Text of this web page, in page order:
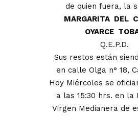
de quien fuera, la
MARGARITA DEL
OYARCE
Q.E.P.D.
Sus restos están
en calle Olga n° 18,
Hoy Miércoles se
a las 15:30 hrs. en la
Virgen Medianera de